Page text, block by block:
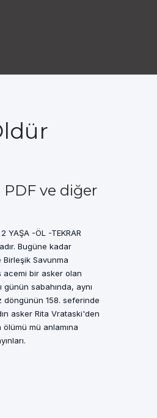
PDF ve diğer
YAŞA -ÖL -TEKRAR
Bugüne kadar
Savunma
acemi bir asker olan
sabahında, aynı
döngünün 158. seferinde
asker Rita Vrataski'den
mü anlamına